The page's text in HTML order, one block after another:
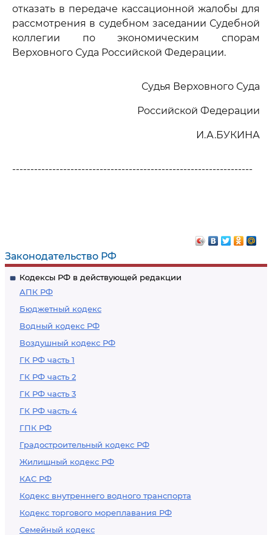
Законодательство РФ
Кодексы РФ в действующей редакции
АПК РФ
Бюджетный кодекс
Водный кодекс РФ
Воздушный кодекс РФ
ГК РФ часть 1
ГК РФ часть 2
ГК РФ часть 3
ГК РФ часть 4
ГПК РФ
Градостроительный кодекс РФ
Жилищный кодекс РФ
КАС РФ
Кодекс внутреннего водного транспорта
Кодекс торгового мореплавания РФ
Семейный кодекс
отказать в передаче кассационной жалобы для
рассмотрения в судебном заседании Судебной
коллегии по экономическим спорам
Верховного Суда Российской Федерации.
Судья Верховного Суда
Российской Федерации
И.А.БУКИНА
------------------------------------------------------------------